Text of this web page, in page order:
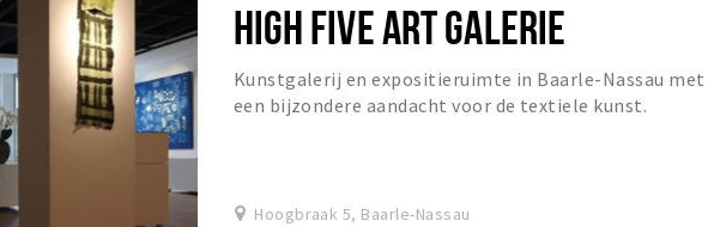
HIGH FIVE ART GALERIE
Kunstgalerij en expositieruimte in Baarle-Nassau met
een bijzondere aandacht voor de textiele kunst.
Hoogbraak 5, Baarle-Nassau